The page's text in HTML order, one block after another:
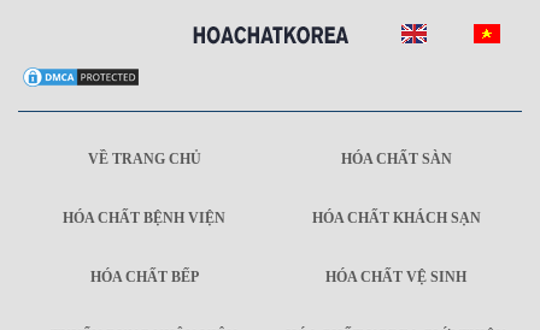
VỀ TRANG CHỦ HÓA CHẤT SÀN
HÓA CHẤT BỆNH VIỆN HÓA CHẤT KHÁCH SẠN
HÓA CHẤT BẾP HÓA CHẤT VỆ SINH